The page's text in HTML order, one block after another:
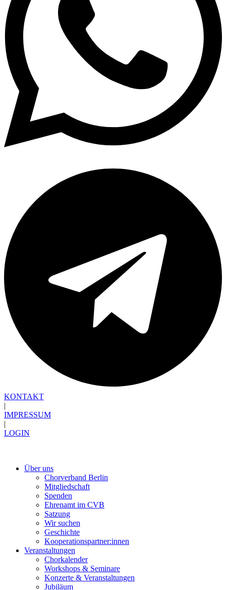
KONTAKT
IMPRESSUM
LOGIN
Über uns
Chorverband Berlin
Mitgliedschaft
Spenden
Ehrenamt im CVB
Satzung
Wir suchen
Geschichte
Kooperationspartner:innen
Veranstaltungen
Chorkalender
Workshops & Seminare
Konzerte & Veranstaltungen
Jubiläum